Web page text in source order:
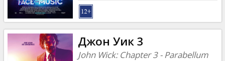
Джон Уик 3
John Wick: Chapter 3 - Parabellum